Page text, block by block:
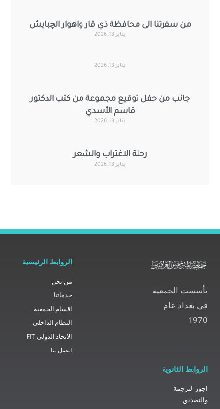
من سفرتنا الى محافظة ذي قار واهوار الچبايش
يناير 13, 2026
يناير 13, 2026
جانب من حفل توقيع مجموعة من كتب الدكتور
قاسم الأسدي
يناير 13, 2026
رحلة الاغتراب والشعر
يناير 13, 2026
تأسست الجمعية
في بغداد عام
1970
الروابط الرئيسية
من نحن
خدماتنا
اقسام الجمعية
النظام الداخلي
الاتحاد الدولي FIT
اتصل بنا
الروابط الثانوية
اجور الترجمة
والتصديق